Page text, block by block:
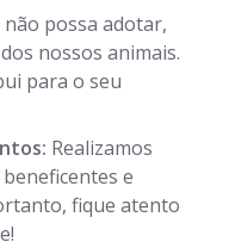
não possa adotar,
nossos animais.
para o seu
Realizamos
e
fique atento